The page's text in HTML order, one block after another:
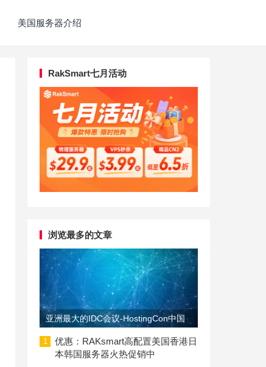
美国服务器介绍
RakSmart七月活动
浏览最多的文章
亚洲最大的IDC会议-HostingCon中国
即将召开
1
优惠：RAKsmart高配置美国香港日
本韩国服务器火热促销中